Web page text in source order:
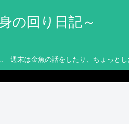
の回り日記～
末は金魚の話をしたり、ちょっとし